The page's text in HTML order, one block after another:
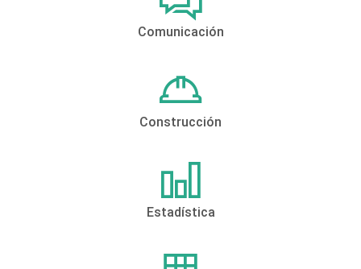
Comunicación
Construcción
Estadística